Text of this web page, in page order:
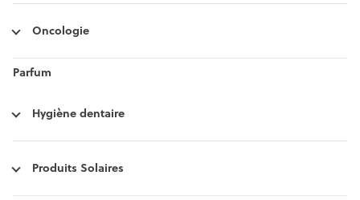
Oncologie
Parfum
Hygiène dentaire
Produits Solaires